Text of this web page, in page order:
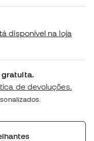
disponível na loja
gratuita.
de devoluções.